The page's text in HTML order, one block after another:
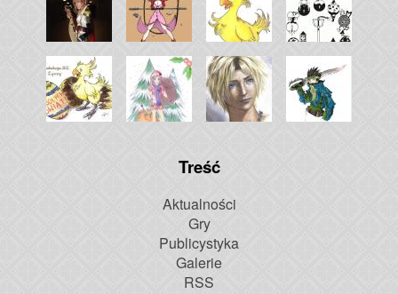
Treść
Aktualności
Gry
Publicystyka
Galerie
RSS